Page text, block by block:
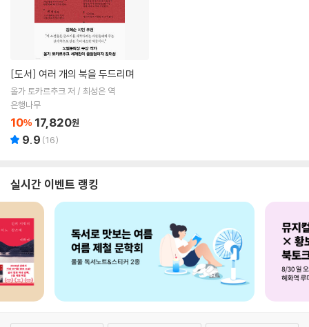
[도서] 여러 개의 북을 두드리며
올가 토카르추크 저 / 최성은 역
은행나무
10% 17,820원
9.9 (16)
실시간 이벤트 랭킹